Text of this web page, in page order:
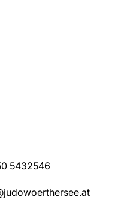
5432546